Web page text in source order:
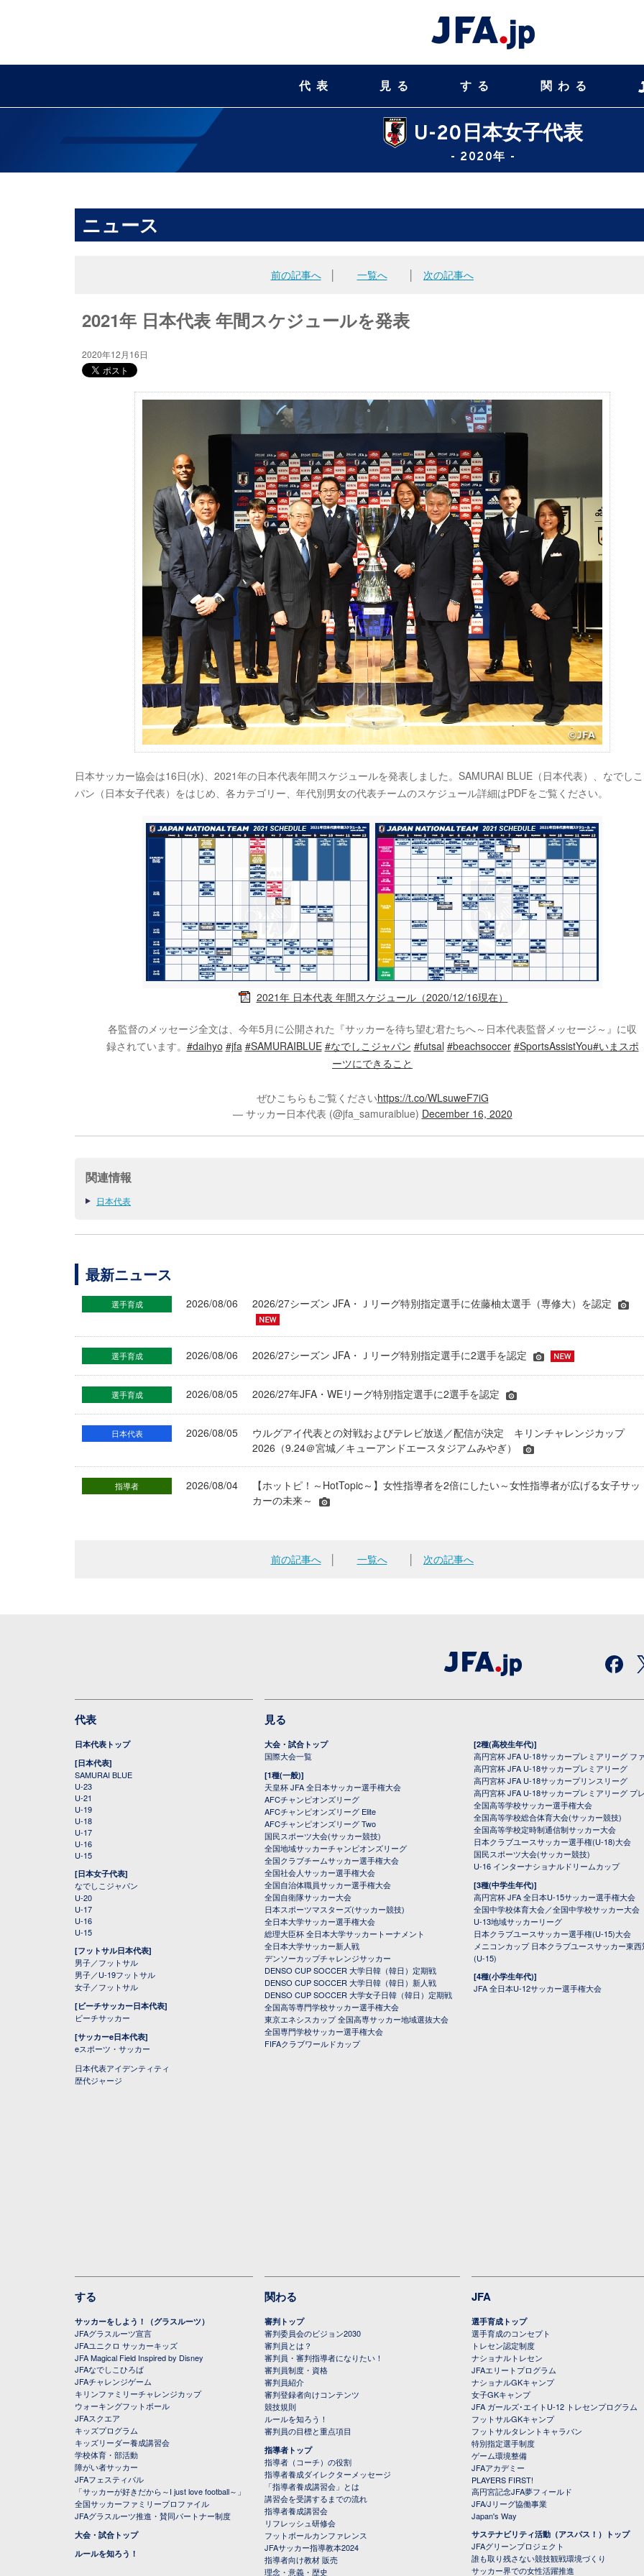
代表 見る する 関わる
U-20日本女子代表
- 2020年 -
ニュース
前の記事へ│ 一覧へ 次の記事へ
2021年 日本代表 年間スケジュールを発表
2020年12月16日
日本サッカー協会は16日(水)、2021年の日本代表年間スケジュールを発表しました。SAMURAI BLUE（日本代表）、なでし
パン（日本女子代表）をはじめ、各カテゴリー、年代別男女の代表チームのスケジュール詳細はPDFをご覧ください。
2021年 日本代表 年間スケジュール（2020/12/16現在）
各監督のメッセージ全文は、今年5月に公開された『サッカーを待ち望む君たちへ～日本代表監督メッセージ～』に収
録されています。 #daihyo #jfa #SAMURAIBLUE #なでしこジャパン #futsal #beachsoccer #SportsAssistYou#いまスポ
ーツにできること
ぜひこちらもご覧くださいhttps://t.co/WLsuweF7iG
— サッカー日本代表 (@jfa_samuraiblue) December 16, 2020
関連情報
日本代表
最新ニュース
選手育成 2026/08/06 2026/27シーズン JFA・Ｊリーグ特別指定選手に佐藤柚太選手（専修大）を認定
選手育成 2026/08/06 2026/27シーズン JFA・Ｊリーグ特別指定選手に2選手を認定
選手育成 2026/08/05 2026/27年JFA・WEリーグ特別指定選手に2選手を認定
日本代表 2026/08/05
ウルグアイ代表との対戦およびテレビ放送／配信が決定 キリンチャレンジカップ
2026（9.24＠宮城／キューアンドエースタジアムみやぎ）
指導者 2026/08/04
【ホットピ！～HotTopic～】女性指導者を2倍にしたい～女性指導者が広げる女子サッ
カーの未来～
前の記事へ│ 一覧へ 次の記事へ
代表
日本代表トップ
[日本代表]
SAMURAI BLUE
U-23
U-21
U-19
U-18
U-17
U-16
U-15
[日本女子代表]
なでしこジャパン
U-20
U-17
U-16
U-15
[フットサル日本代表]
男子／フットサル
男子／U-19フットサル
女子／フットサル
[ビーチサッカー日本代表]
ビーチサッカー
[サッカーe日本代表]
eスポーツ・サッカー
日本代表アイデンティティ
歴代ジャージ
見る
大会・試合トップ
国際大会一覧
[1種(一般)]
天皇杯 JFA 全日本サッカー選手権大会
AFCチャンピオンズリーグ
AFCチャンピオンズリーグ Elite
AFCチャンピオンズリーグ Two
国民スポーツ大会(サッカー競技)
全国地域サッカーチャンピオンズリーグ
全国クラブチームサッカー選手権大会
全国社会人サッカー選手権大会
全国自治体職員サッカー選手権大会
全国自衛隊サッカー大会
日本スポーツマスターズ(サッカー競技)
全日本大学サッカー選手権大会
総理大臣杯 全日本大学サッカートーナメント
全日本大学サッカー新人戦
デンソーカップチャレンジサッカー
DENSO CUP SOCCER 大学日韓（韓日）定期戦
DENSO CUP SOCCER 大学日韓（韓日）新人戦
DENSO CUP SOCCER 大学女子日韓（韓日）定期戦
全国高等専門学校サッカー選手権大会
東京エネシスカップ 全国高専サッカー地域選抜大会
全国専門学校サッカー選手権大会
FIFAクラブワールドカップ
[2種(高校生年代)]
高円宮杯 JFA U-18サッカープレミアリーグ フ
高円宮杯 JFA U-18サッカープレミアリーグ
高円宮杯 JFA U-18サッカープリンスリーグ
高円宮杯 JFA U-18サッカープレミアリーグ プ
全国高等学校サッカー選手権大会
全国高等学校総合体育大会(サッカー競技)
全国高等学校定時制通信制サッカー大会
日本クラブユースサッカー選手権(U-18)大会
国民スポーツ大会(サッカー競技)
U-16 インターナショナルドリームカップ
[3種(中学生年代)]
高円宮杯 JFA 全日本U-15サッカー選手権大会
全国中学校体育大会／全国中学校サッカー大会
U-13地域サッカーリーグ
日本クラブユースサッカー選手権(U-15)大会
メニコンカップ 日本クラブユースサッカー東
(U-15)
[4種(小学生年代)]
JFA 全日本U-12サッカー選手権大会
する
サッカーをしよう！（グラスルーツ）
JFAグラスルーツ宣言
JFAユニクロ サッカーキッズ
JFA Magical Field Inspired by Disney
JFAなでしこひろば
JFAチャレンジゲーム
キリンファミリーチャレンジカップ
ウォーキングフットボール
JFAスクエア
キッズプログラム
キッズリーダー養成講習会
学校体育・部活動
障がい者サッカー
JFAフェスティバル
「サッカーが好きだから～I just love football～」
全国サッカーファミリープロファイル
JFAグラスルーツ推進・賛同パートナー制度
大会・試合トップ
ルールを知ろう！
関わる
審判トップ
審判委員会のビジョン2030
審判員とは？
審判員・審判指導者になりたい！
審判員制度・資格
審判員紹介
審判登録者向けコンテンツ
競技規則
ルールを知ろう！
審判員の目標と重点項目
指導者トップ
指導者（コーチ）の役割
指導者養成ダイレクターメッセージ
「指導者養成講習会」とは
講習会を受講するまでの流れ
指導者養成講習会
リフレッシュ研修会
フットボールカンファレンス
JFAサッカー指導教本2024
指導者向け教材 販売
理念・意義・歴史
JFA
選手育成トップ
選手育成のコンセプト
トレセン認定制度
ナショナルトレセン
JFAエリートプログラム
ナショナルGKキャンプ
女子GKキャンプ
JFA ガールズ･エイトU-12 トレセンプログラム
フットサルGKキャンプ
フットサルタレントキャラバン
特別指定選手制度
ゲーム環境整備
JFAアカデミー
PLAYERS FIRST!
高円宮記念JFA夢フィールド
JFA/Jリーグ協働事業
Japan's Way
サステナビリティ活動（アスパス！）トップ
JFAグリーンプロジェクト
誰も取り残さない競技観戦環境づくり
サッカー界での女性活躍推進